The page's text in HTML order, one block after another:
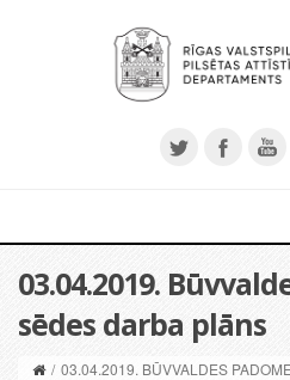
03.04.2019.
sēdes darba plāns
/ 03.04.2019. BŪVVALDES